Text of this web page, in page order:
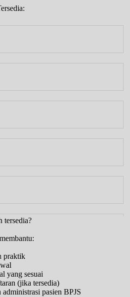
tersedia?
praktik
yang sesuai
(jika tersedia)
pasien BPJS